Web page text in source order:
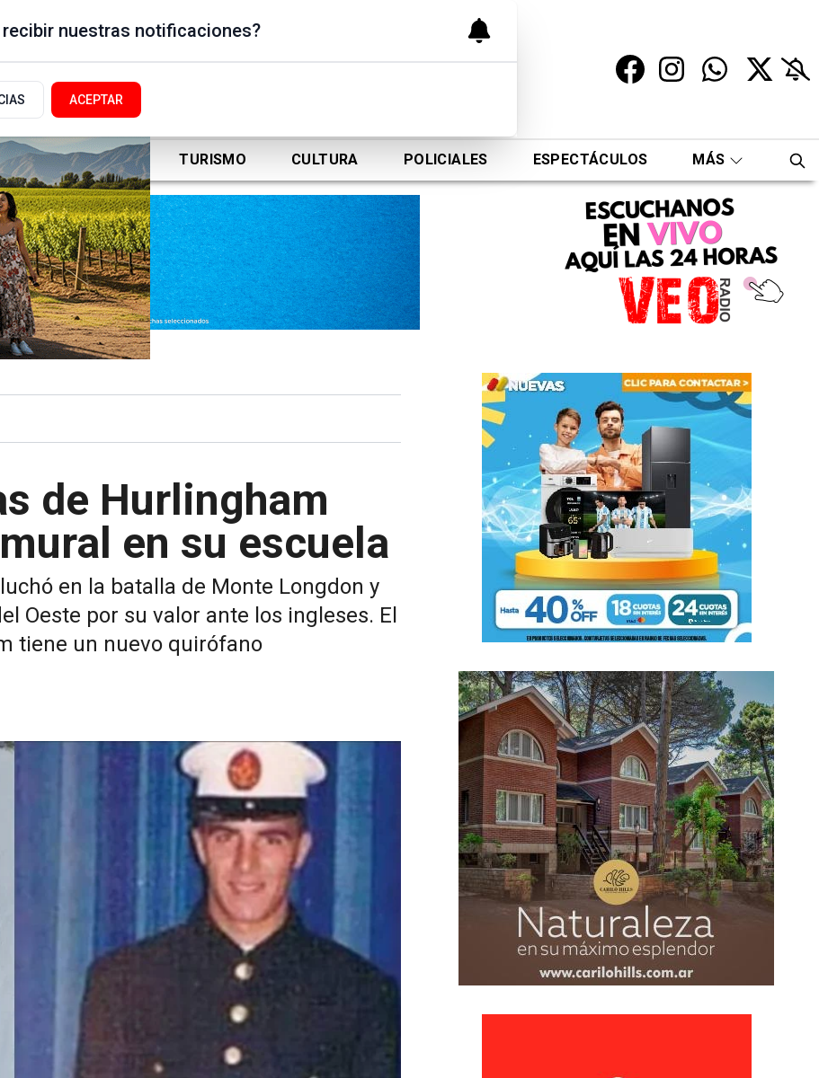
DEPORTES TURISMO CULTURA POLICIALES ESPECTÁCULOS MÁS
de Hurlingham
en su escuela
en la batalla de Monte Longdon y
Oeste por su valor ante los ingleses. El
tiene un nuevo quirófano
recibir nuestras notificaciones?
ACEPTAR